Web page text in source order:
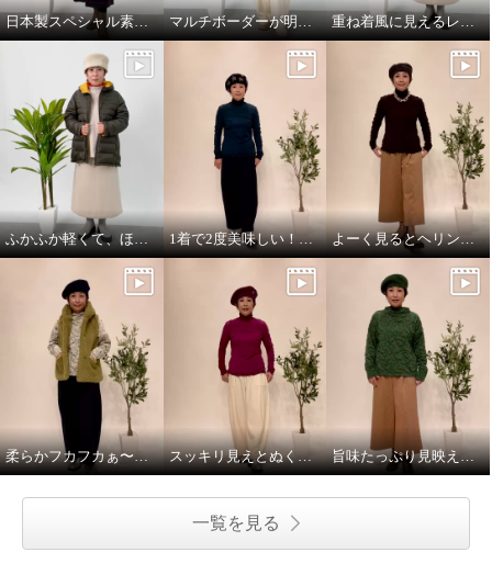
日本製スペシャル素材のジャンパースカート！ マルチボーダーが明るさ添えるニットプルオーバー！ 重ね着風に見えるレイヤードデザインのニットプルオーバー！
ふかふか軽くて、ほっこり暖かい、dot柄いっぱいのライトダウンミドルコート！ 1着で2度美味しい！ふんわり着心地満点の2wayカットソー よーく見るとヘリンボーン柄、楽ちんガウチョパンツ！
柔らかフカフカぁ〜これさえあればのベスト！ スッキリ見えとぬくぬく融合の絶妙パンツ！ 旨味たっぷり見映え良し！日本の匠の技素材が決め手のプルオーバー
一覧を見る